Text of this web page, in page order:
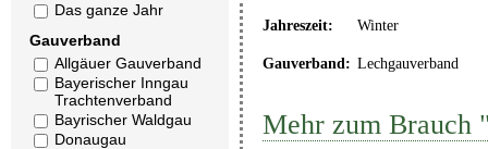
Das ganze Jahr
Gauverband
Allgäuer Gauverband
Bayerischer Inngau
Trachtenverband
Bayrischer Waldgau
Donaugau
Jahreszeit: Winter
Gauverband: Lechgauverband
Mehr zum Brauch